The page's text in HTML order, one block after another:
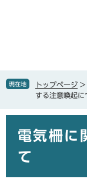
で
ば
本
現在地 トップページ >
する注意喚起に
電気柵に
て